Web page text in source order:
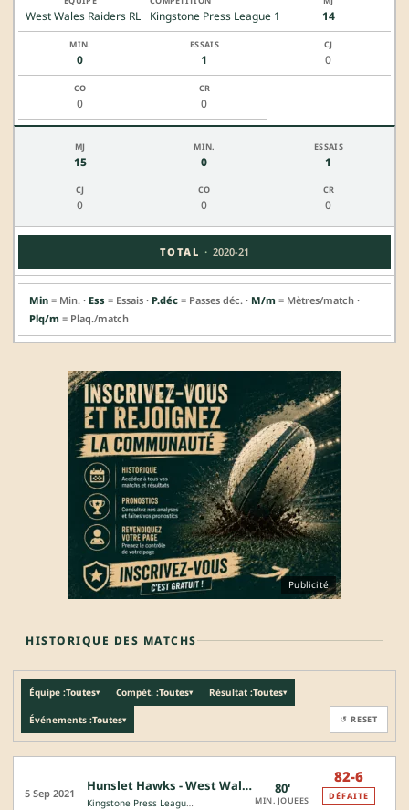
West Wales Raiders RL Kingstone Press League 1 14
0 1 0
0 0
15 0 1
0 0 0
TOTAL · 2020-21
Min = Min. · Ess = Essais · P.déc = Passes déc. · M/m = Mètres/match ·
Plq/m = Plaq./match
Publicité
HISTORIQUE DES MATCHS
Équipe :Toutes▾ Compét. :Toutes▾ Résultat :Toutes▾
Événements :Toutes▾ ↺ RESET
5 Sep 2021 Hunslet Hawks - West Wales Raiders RL
Kingstone Press League 1
80'
MIN. JOUEES
82-6
DÉFAITE